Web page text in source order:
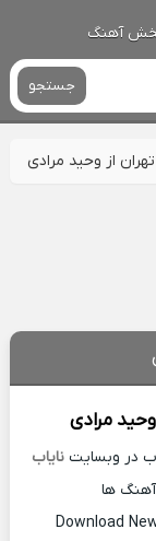
آهنگ
جستجو
از وحید مرادی
وحید مرادی
در وبسایت نایاب
ها
Download